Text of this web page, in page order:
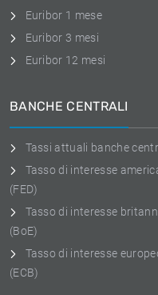
Euribor 1 mese
Euribor 3 mesi
Euribor 12 mesi
BANCHE CENTRALI
Tassi attuali banche
Tasso di interesse
(FED)
Tasso di interesse
(BoE)
Tasso di interesse
(ECB)